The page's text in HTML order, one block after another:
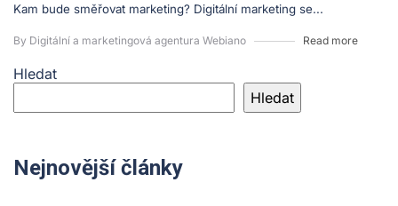
Kam bude směřovat marketing? Digitální marketing se...
By Digitální a marketingová agentura Webiano Read more
Hledat
Hledat
Nejnovější články